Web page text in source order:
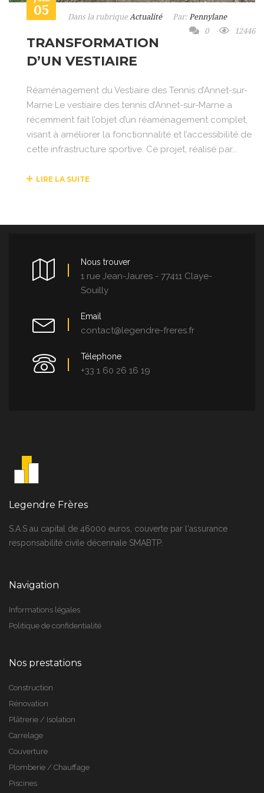
05 Dans la rubriqueActualité Par: Pennylane
0
12446
TRANSFORMATION
D’UN VESTIAIRE
Réaménagement du Vestiaire des Tennis d’Annet-sur-
Marne Le vestiaire des tennis d’Annet-sur-Marne a
récemment fait l’objet d’un réaménagement complet,
visant à améliorer la fonctionnalité et l’accessibilité de
cette infrastructure sportive. Ce projet, réalisé par...
LIRE LA SUITE
Nous trouver
1 rue Jean-Jaures - 77411 Claye-
Souilly
Email
contact@legendre-freres.fr
Télephone
+33 1 60 26 16 19
Legendre Frères
S.A.S au capital de 46000 euros, couverte par l'assurance
responsabilité civile décennale SMABTP.
Navigation
Informations légales
Politique de confidentialité
Nos prestations
Construction
Rénovation
Plâtrerie / Isolation
Carrelage
Couverture
Plomberie / Chauffage
Piscines